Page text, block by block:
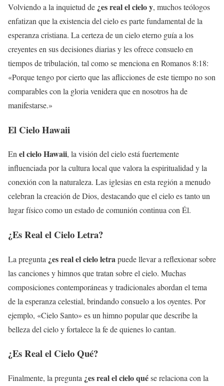
Volviendo a la inquietud de ¿es real el cielo y, muchos teólogos
enfatizan que la existencia del cielo es parte fundamental de la
esperanza cristiana. La certeza de un cielo eterno guía a los
creyentes en sus decisiones diarias y les ofrece consuelo en
tiempos de tribulación, tal como se menciona en Romanos 8:18:
«Porque tengo por cierto que las aflicciones de este tiempo no son
comparables con la gloria venidera que en nosotros ha de
manifestarse.»
El Cielo Hawaii
Enel cielo Hawaii, la visión del cielo está fuertemente
influenciada por la cultura local que valora la espiritualidad y la
conexión con la naturaleza. Las iglesias en esta región a menudo
celebran la creación de Dios, destacando que el cielo es tanto un
lugar físico como un estado de comunión continua con Él.
¿Es Real el Cielo Letra?
La pregunta ¿es real el cielo letrapuede llevar a reflexionar sobre
las canciones y himnos que tratan sobre el cielo. Muchas
composiciones contemporáneas y tradicionales abordan el tema
de la esperanza celestial, brindando consuelo a los oyentes. Por
ejemplo, «Cielo Santo» es un himno popular que describe la
belleza del cielo y fortalece la fe de quienes lo cantan.
¿Es Real el Cielo Qué?
Finalmente, la pregunta ¿es real el cielo quése relaciona con la